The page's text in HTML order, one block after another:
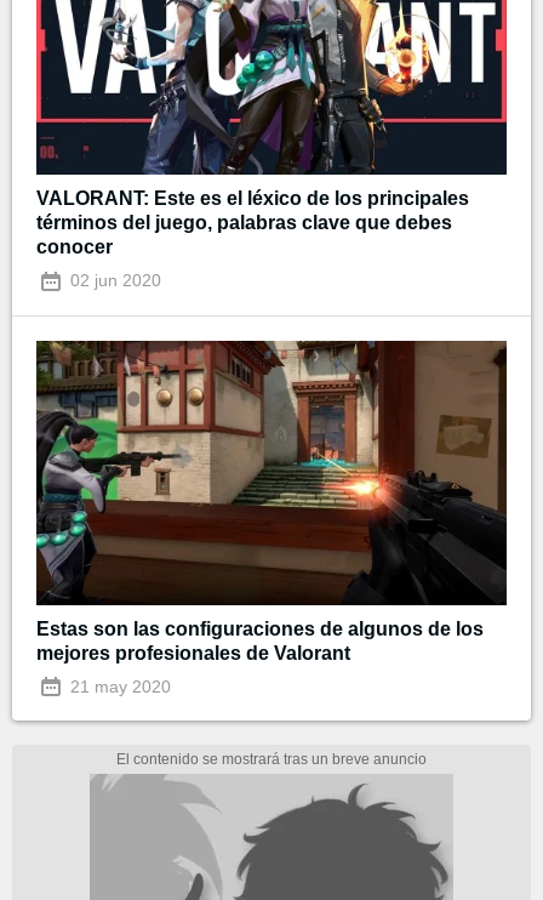
VALORANT: Este es el léxico de los principales
términos del juego, palabras clave que debes
conocer
02 jun 2020
Estas son las configuraciones de algunos de los
mejores profesionales de Valorant
21 may 2020